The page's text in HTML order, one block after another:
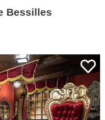
Bessilles